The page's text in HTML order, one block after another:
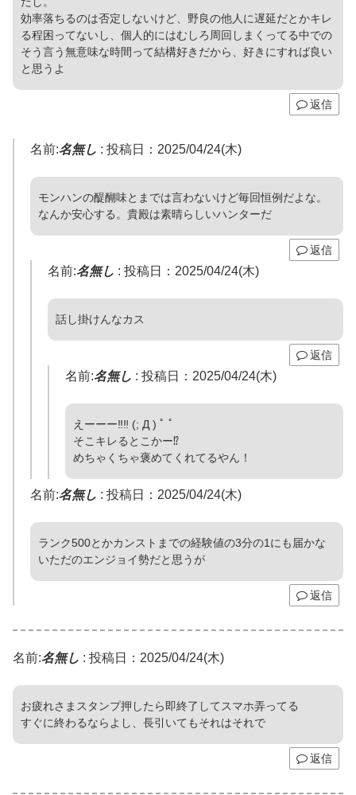
効率落ちるのは否定しないけど、野良の他人に遅延だとかキレ
る程困ってないし、個人的にはむしろ周回しまくってる中での
そう言う無意味な時間って結構好きだから、好きにすれば良い
と思うよ
返信
名前:名無し : 投稿日：2025/04/24(木)
モンハンの醍醐味とまでは言わないけど毎回恒例だよな。
なんか安心する。貴殿は素晴らしいハンターだ
返信
名前:名無し : 投稿日：2025/04/24(木)
話し掛けんなカス
返信
名前:名無し : 投稿日：2025/04/24(木)
えーーー‼︎‼︎ (; Д ) ﾟ ﾟ
そこキレるとこかー⁉︎
めちゃくちゃ褒めてくれてるやん！
名前:名無し : 投稿日：2025/04/24(木)
ランク500とかカンストまでの経験値の3分の1にも届かな
いただのエンジョイ勢だと思うが
返信
名前:名無し : 投稿日：2025/04/24(木)
お疲れさまスタンプ押したら即終了してスマホ弄ってる
すぐに終わるならよし、長引いてもそれはそれで
返信